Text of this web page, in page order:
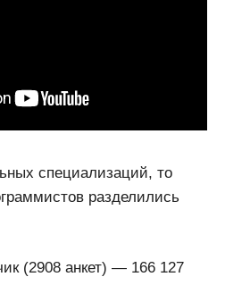
специализаций, то
разделились
(2908 анкет) — 166 127